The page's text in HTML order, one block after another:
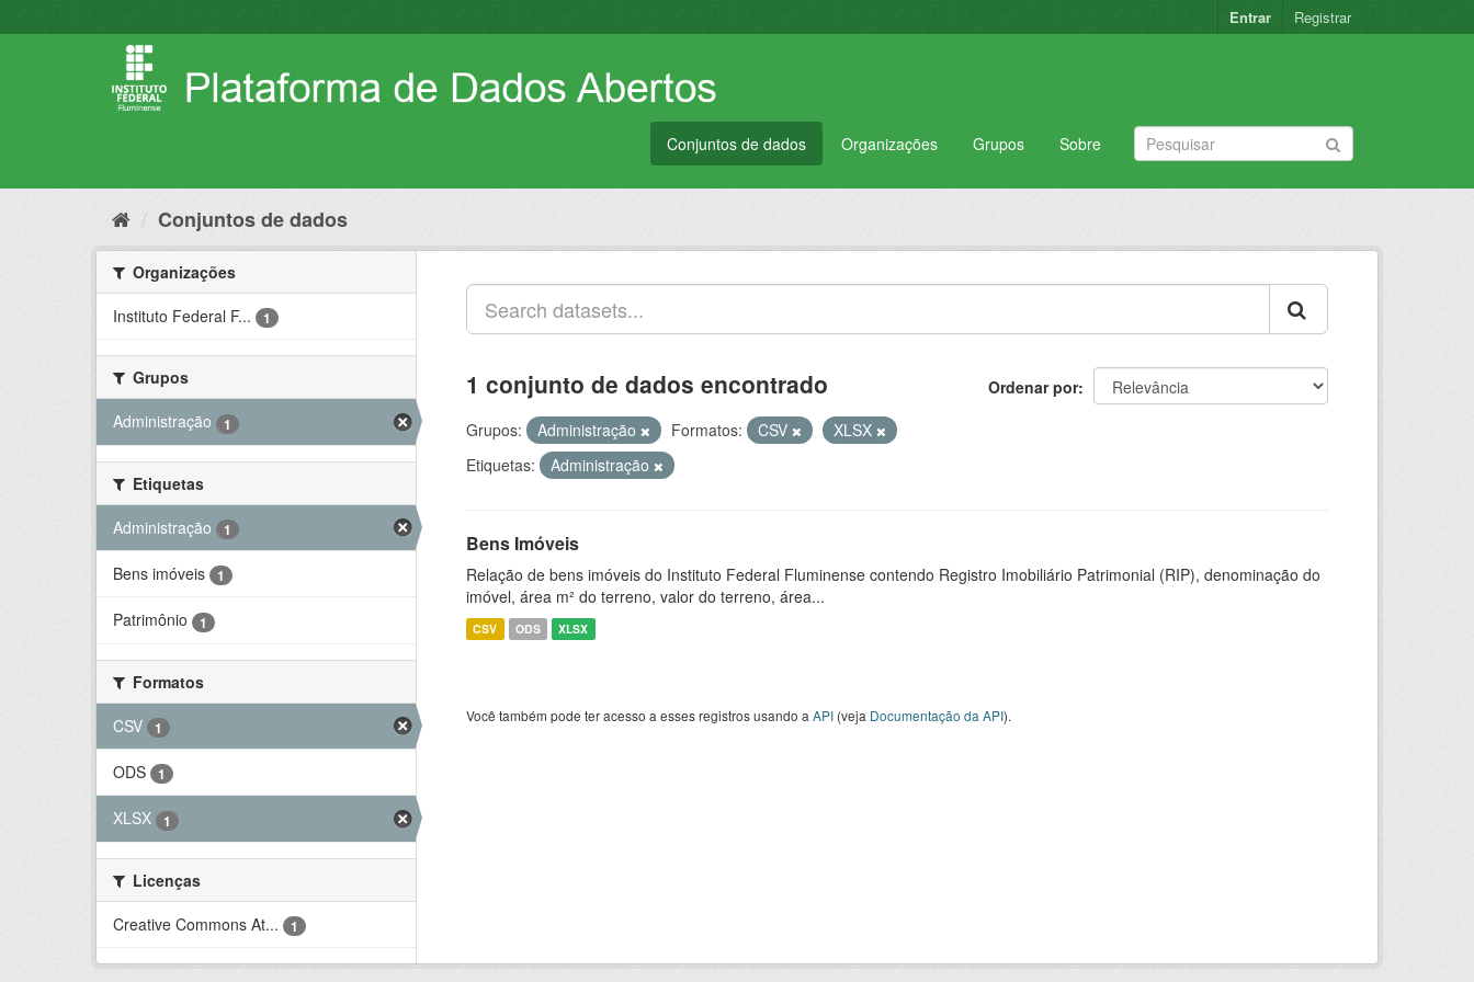
para
Entrar Registrar
Conjuntos de dados Organizações Grupos Sobre
Conjuntos de dados
Organizações
Instituto Federal F...
1
Grupos
Administração
1
Etiquetas
Administração
1
Bens imóveis 1
Patrimônio 1
Formatos
CSV
1
ODS 1
XLSX 1
Licenças
Creative Commons At...
1
Ordenar por
1 conjunto de dados encontrado
Grupos: Administração Formatos: CSV
XLSX
Etiquetas:
Administração
Bens Imóveis
Relação de bens imóveis do Instituto Federal Fluminense contendo Registro Imobiliário Patrimonial (RIP), denominação do
imóvel, área m² do terreno, valor do terreno, área...
CSV ODS XLSX
Você também pode ter acesso a esses registros usando a API (veja Documentação da API).